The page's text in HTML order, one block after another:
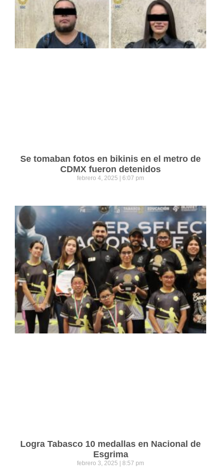
Se tomaban fotos en bikinis en el metro de
CDMX fueron detenidos
febrero 4, 2025 6:07 pm
Logra Tabasco 10 medallas en Nacional de
Esgrima
febrero 3, 2025 8:57 pm